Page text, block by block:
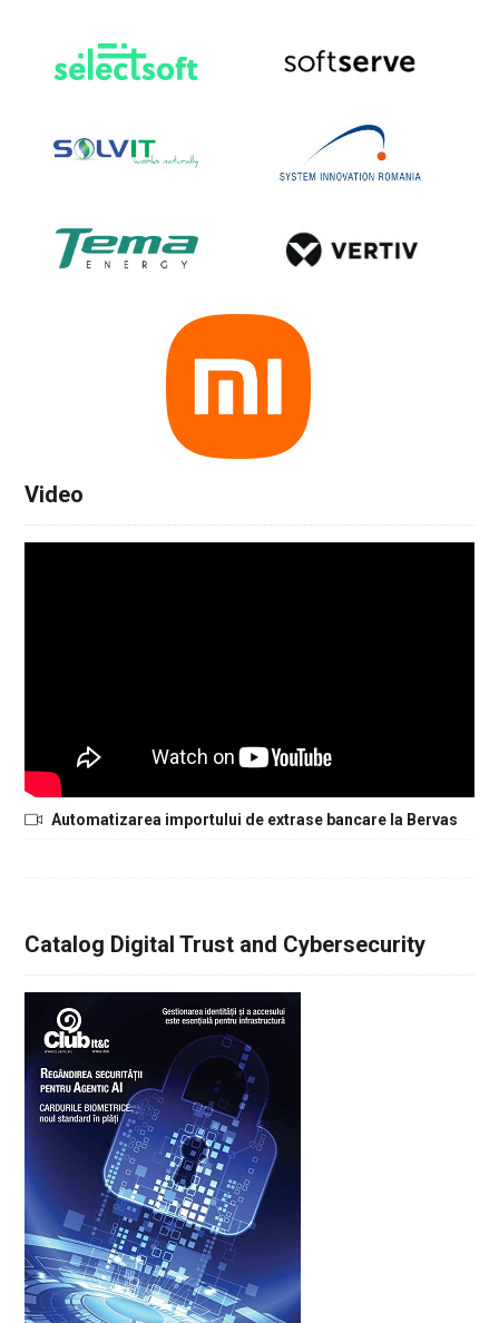
Video
Automatizarea importului de extrase bancare la Bervas
Catalog Digital Trust and Cybersecurity